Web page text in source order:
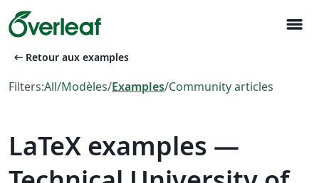
menu
arrow_left_alt Retour aux examples
Filters:All/Modèles/Examples/Community articles
LaTeX examples —